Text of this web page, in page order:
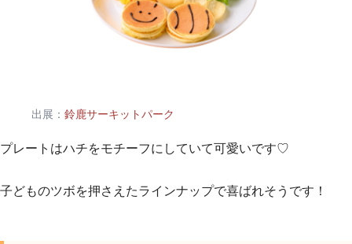
出展： 鈴鹿サーキットパーク
プレートはハチをモチーフにしていて可愛いです♡
子どものツボを押さえたラインナップで喜ばれそうです！